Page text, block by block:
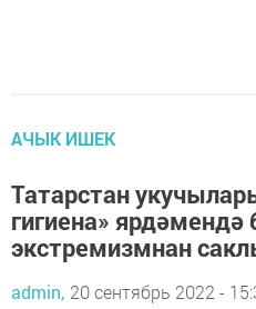
АЧЫК ИШЕК
Татарстан
гигиена» ярдәмендә
экстремизмнан
admin, 20 сентябрь 2022 -